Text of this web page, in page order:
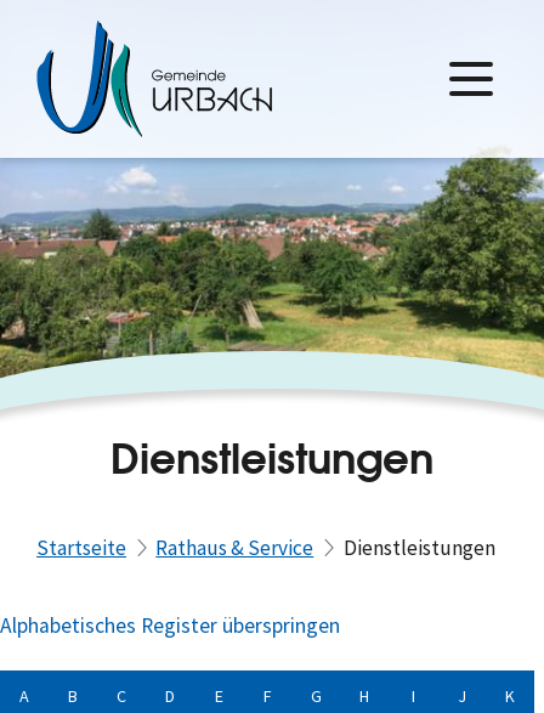
Dienstleistungen
Startseite Rathaus & Service Dienstleistungen
Alphabetisches Register überspringen
A B C D E F G H I J K